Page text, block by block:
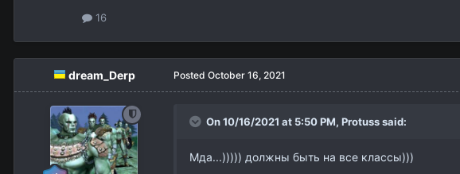
16
dream_Derp Posted October 16, 2021
On 10/16/2021 at 5:50 PM, Protusssaid:
Мда...))))) должны быть на все классы)))